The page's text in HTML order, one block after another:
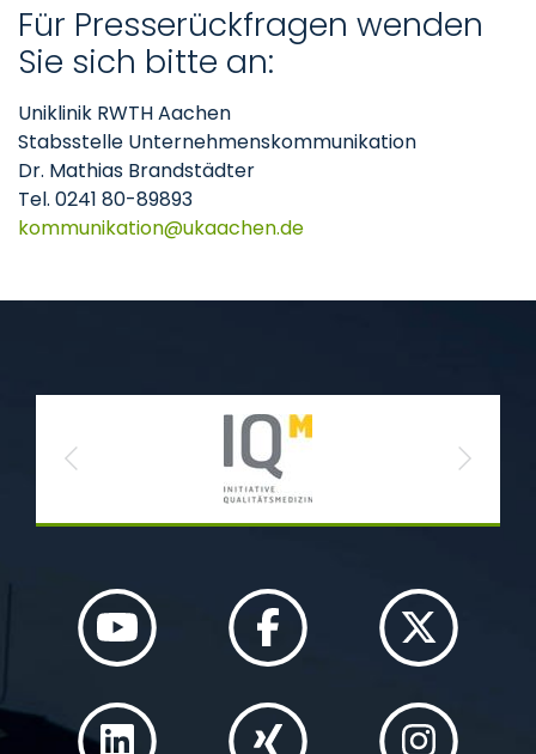
Für Presserückfragen wenden
Sie sich bitte an:
Uniklinik RWTH Aachen
Stabsstelle Unternehmenskommunikation
Dr. Mathias Brandstädter
Tel. 0241 80-89893
kommunikation
ukaachende
Previous Next